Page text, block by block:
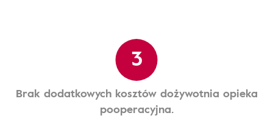
3
Brak dodatkowych kosztów dożywotnia opieka
pooperacyjna.